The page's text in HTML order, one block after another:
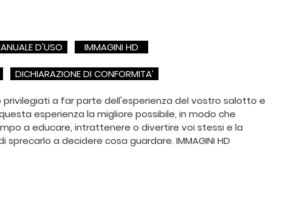
D'USO IMMAGINI HD
DICHIARAZIONE DI CONFORMITA’
privilegiati a far parte dell'esperienza del vostro salotto e
esperienza la migliore possibile, in modo che
a educare, intrattenere o divertire voi stessi e la
a decidere cosa guardare. IMMAGINI HD